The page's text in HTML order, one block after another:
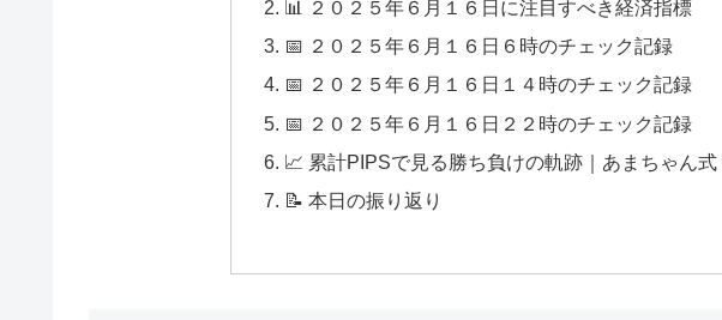
📊 ２０２５年６月１６日に注目すべき経済指標
📅 ２０２５年６月１６日６時のチェック記録
📅 ２０２５年６月１６日１４時のチェック記録
📅 ２０２５年６月１６日２２時のチェック記録
📈 累計PIPSで見る勝ち負けの軌跡｜あまちゃん
📝 本日の振り返り